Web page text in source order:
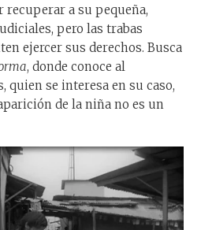
recuperar a su pequeña,
pero las trabas
ejercer sus derechos. Busca
, donde conoce al
quien se interesa en su caso,
de la niña no es un